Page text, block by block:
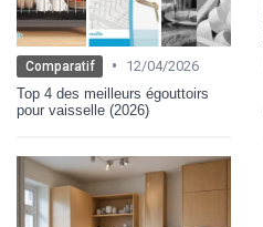
Comparatif •
12/04/2026
Top 4 des meilleurs égouttoirs
pour vaisselle (2026)